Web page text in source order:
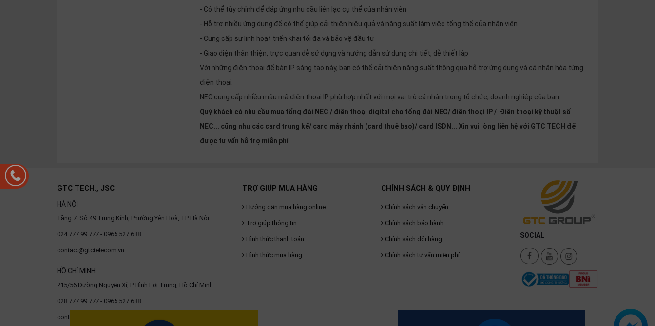
- Có thể tùy chỉnh để đáp ứng nhu cầu liên lạc cụ thể của nhân viên
- Hỗ trợ nhiều ứng dụng để có thể giúp cải thiện hiệu quả và năng suất làm việc tổng thể của nhân viên
- Cung cấp sự linh hoạt triển khai tối đa và bảo vệ đầu tư
- Giao diện thân thiện, trực quan dễ sử dụng và hướng dẫn sử dụng chi tiết, dễ thiết lập
Với những điện thoại để bàn IP sáng tạo này, bạn có thể cải thiện năng suất thông qua hỗ trợ ứng dụng và cá nhân hóa từng
điện thoại.
NEC cung cấp nhiều mâu mã điện thoại IP phù hợp nhất với mọi vai trò cá nhân trong tổ chức, doanh nghiệp của bạn
Quý khách có nhu cầu mua tổng đài NEC / điện thoại digital cho tổng đài NEC/ điện thoại IP / Điện thoại kỹ thuật số
NEC... cũng như các card trung kế/ card máy nhánh (card thuê bao)/ card ISDN... Xin vui lòng liên hệ với GTC TECH để
được tư vấn hỗ trợ miễn phí
GTC TECH., JSC
HÀ NỘI
Tầng 7, Số 49 Trung Kính, Phường Yên Hoà, TP Hà Nội
024.777.99.777 - 0965 527 688
contact@gtctelecom.vn
HỒ CHÍ MINH
215/56 Đường Nguyễn Xí, P. Bình Lợi Trung, Hồ Chí Minh
028.777.99.777 - 0965 527 688
contact@gtctelecom.vn
TRỢ GIÚP MUA HÀNG
Hướng dẫn mua hàng online
Trợ giúp thông tin
Hình thức thanh toán
Hình thức mua hàng
CHÍNH SÁCH & QUY ĐỊNH
Chính sách vận chuyển
Chính sách bảo hành
Chính sách đổi hàng
Chính sách tư vấn miễn phí
SOCIAL